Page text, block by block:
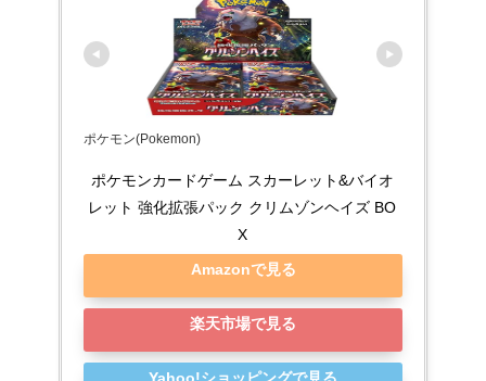
ポケモン(Pokemon)
ポケモンカードゲーム スカーレット&バイオ
レット 強化拡張パック クリムゾンヘイズ BO
X
Amazonで見る
楽天市場で見る